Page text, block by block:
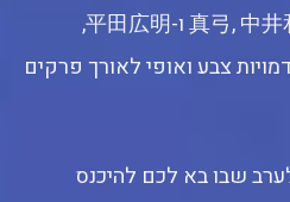
真弓, 中井和哉, 岡村明美, 山口勝平 ו-平田広明,
צבע ואופי לאורך פרקים
שבו בא לכם להיכנס